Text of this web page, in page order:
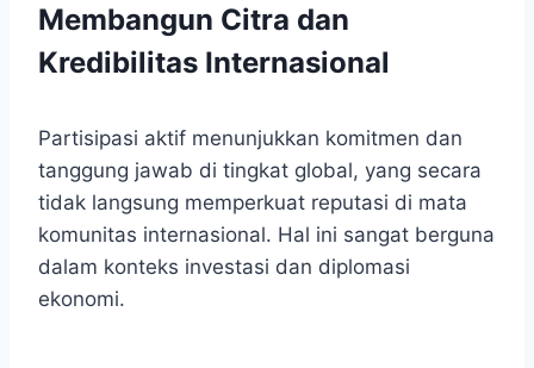
Membangun Citra dan
Kredibilitas Internasional
Partisipasi aktif menunjukkan komitmen dan
tanggung jawab di tingkat global, yang secara
tidak langsung memperkuat reputasi di mata
komunitas internasional. Hal ini sangat berguna
dalam konteks investasi dan diplomasi
ekonomi.